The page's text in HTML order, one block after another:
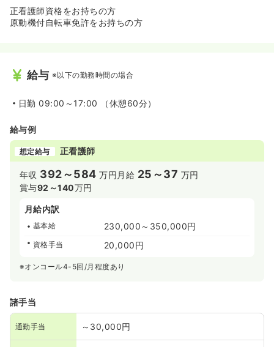
正看護師資格をお持ちの方
原動機付自転車免許をお持ちの方
給与 ※以下の勤務時間の場合
日勤 09:00～17:00 （休憩60分）
給与例
想定給与 正看護師
年収 392～584 万円 月給 25～37 万円
賞与92～140万円
月給内訳
基本給 230,000～350,000円
資格手当 20,000円
※オンコール4-5回/月程度あり
諸手当
通勤手当 ～30,000円